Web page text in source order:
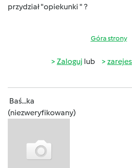
przydział "opiekunki " ?
Góra strony
Zaloguj lub
Baś...ka
(niezweryfikowany)